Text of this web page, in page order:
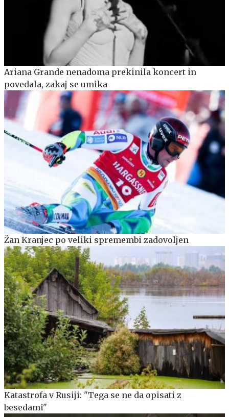
Ariana Grande nenadoma prekinila koncert in
povedala, zakaj se umika
Žan Kranjec po veliki spremembi zadovoljen
Katastrofa v Rusiji: "Tega se ne da opisati z
besedami"